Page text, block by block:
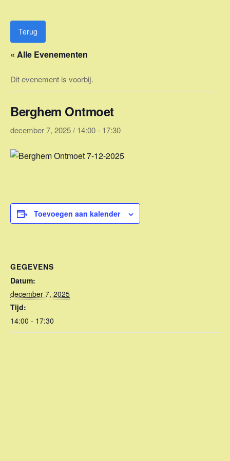
inhoud
Terug
« Alle Evenementen
Dit evenement is voorbij.
Berghem Ontmoet
december 7, 2025 / 14:00- 17:30
Toevoegen aan kalender
GEGEVENS
Datum:
december 7, 2025
Tijd:
14:00 - 17:30